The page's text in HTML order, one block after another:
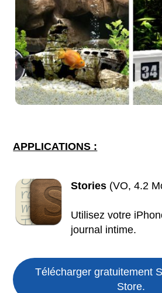
APPLICATIONS :
Stories (VO, 4.2
Utilisez votre
journal intime.
Télécharger gratuitement
Store.